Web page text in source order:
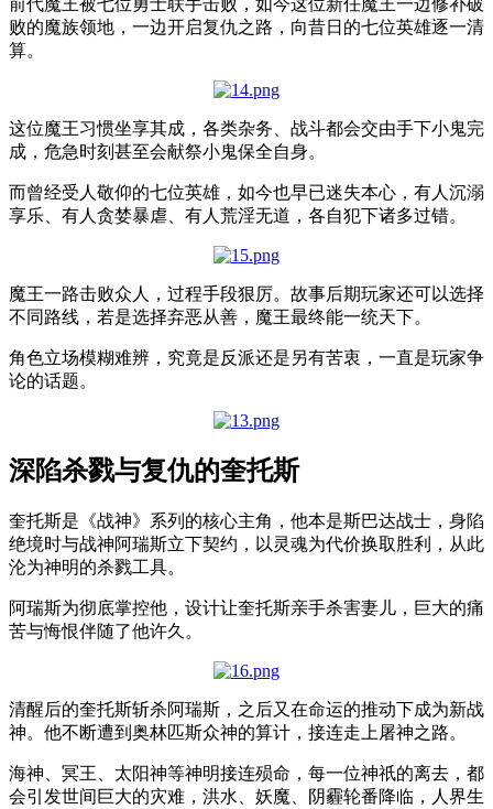
前代魔王被七位勇士联手击败，如今这位新任魔王一边修补破
败的魔族领地，一边开启复仇之路，向昔日的七位英雄逐一清
算。
这位魔王习惯坐享其成，各类杂务、战斗都会交由手下小鬼完
成，危急时刻甚至会献祭小鬼保全自身。
而曾经受人敬仰的七位英雄，如今也早已迷失本心，有人沉溺
享乐、有人贪婪暴虐、有人荒淫无道，各自犯下诸多过错。
魔王一路击败众人，过程手段狠厉。故事后期玩家还可以选择
不同路线，若是选择弃恶从善，魔王最终能一统天下。
角色立场模糊难辨，究竟是反派还是另有苦衷，一直是玩家争
论的话题。
深陷杀戮与复仇的奎托斯
奎托斯是《战神》系列的核心主角，他本是斯巴达战士，身陷
绝境时与战神阿瑞斯立下契约，以灵魂为代价换取胜利，从此
沦为神明的杀戮工具。
阿瑞斯为彻底掌控他，设计让奎托斯亲手杀害妻儿，巨大的痛
苦与悔恨伴随了他许久。
清醒后的奎托斯斩杀阿瑞斯，之后又在命运的推动下成为新战
神。他不断遭到奥林匹斯众神的算计，接连走上屠神之路。
海神、冥王、太阳神等神明接连殒命，每一位神祇的离去，都
会引发世间巨大的灾难，洪水、妖魔、阴霾轮番降临，人界生